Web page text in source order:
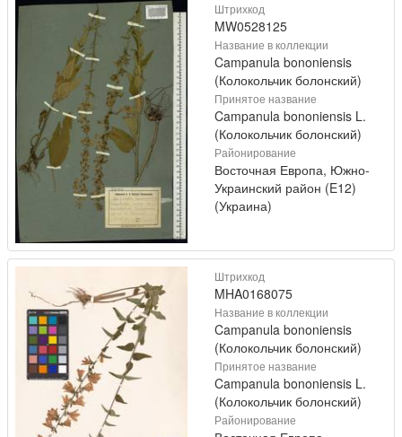
Штрихкод
MW0528125
Название в коллекции
Campanula bononiensis
(Колокольчик болонский)
Принятое название
Campanula bononiensis L.
(Колокольчик болонский)
Районирование
Восточная Европа, Южно-
Украинский район (E12)
(Украина)
Штрихкод
MHA0168075
Название в коллекции
Campanula bononiensis
(Колокольчик болонский)
Принятое название
Campanula bononiensis L.
(Колокольчик болонский)
Районирование